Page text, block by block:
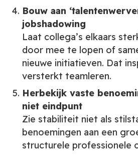
Bouw aan
jobshadowing
Laat collega’s elkaars
door mee te lopen of
nieuwe initiatieven. Dat
versterkt teamleren.
Herbekijk vaste
niet eindpunt
Zie stabiliteit niet als
benoemingen aan een
structurele professionele